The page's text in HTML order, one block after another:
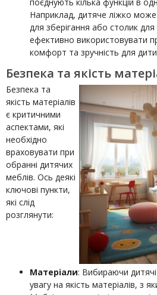
Наприклад, дитяче ліжко
для зберігання або столик
ефективно використовувати
комфорт та зручність для
Безпека та якість
Безпека та
якість матеріалів
є критичними
аспектами, які
необхідно
враховувати при
обранні дитячих
меблів. Ось деякі
ключові пункти,
які слід
розглянути:
Матеріали: Вибираючи
увагу на якість матеріалів, з